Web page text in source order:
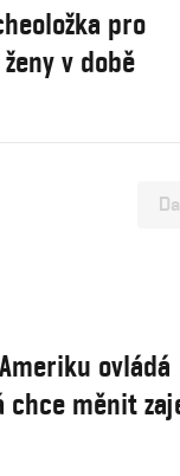
pro
v době
ovládá
chce měnit